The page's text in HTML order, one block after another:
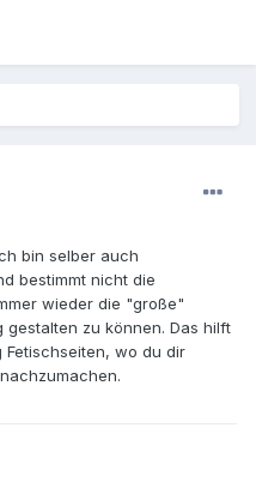
bin selber auch
bestimmt nicht die
wieder die "große"
gestalten zu können. Das hilft
wo du dir